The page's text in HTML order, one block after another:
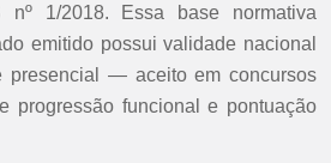
nº 1/2018. Essa base normativa
emitido possui validade nacional
presencial — aceito em concursos
progressão funcional e pontuação